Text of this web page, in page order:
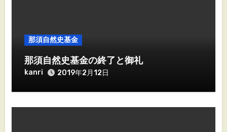
那須自然史基金
那須自然史基金の終了と御礼
kanri 2019年2月12日